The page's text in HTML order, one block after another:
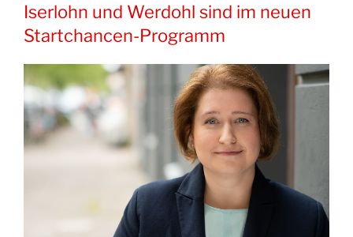
Iserlohn und Werdohl sind im neuen
Startchancen-Programm